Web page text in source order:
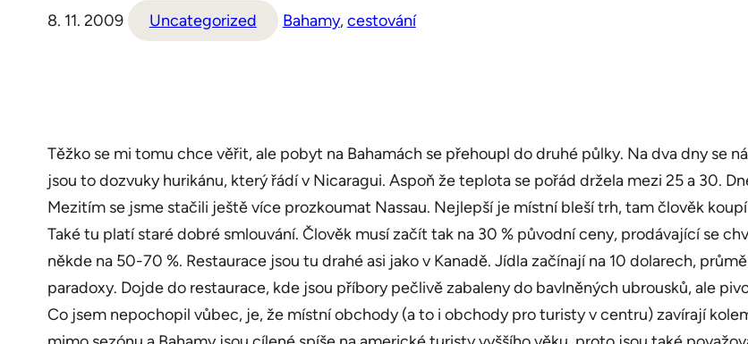
8. 11. 2009 Uncategorized Bahamy, cestování
Těžko se mi tomu chce věřit, ale pobyt na Bahamách se přehoupl do druhé půlky. Na dva dny se
jsou to dozvuky hurikánu, který řádí v Nicaragui. Aspoň že teplota se pořád držela mezi 25 a 30.
Mezitím se jsme stačili ještě více prozkoumat Nassau. Nejlepší je místní bleší trh, tam člověk
Také tu platí staré dobré smlouvání. Člověk musí začít tak na 30 % původní ceny, prodávající se
někde na 50-70 %. Restaurace jsou tu drahé asi jako v Kanadě. Jídla začínají na 10 dolarech,
paradoxy. Dojde do restaurace, kde jsou příbory pečlivě zabaleny do bavlněných ubrousků, ale
Co jsem nepochopil vůbec, je, že místní obchody (a to i obchody pro turisty v centru) zavírají